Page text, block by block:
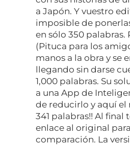
a Japón. Y vuestro
imposible de
en sólo 350 palabras.
(Pituca para los
manos a la obra y se
llegando sin darse
1,000 palabras. Su
a una App de
de reducirlo y aquí el
341 palabras!! Al final
enlace al original
comparación. La